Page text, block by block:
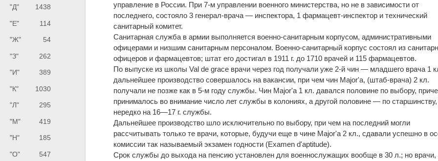
"Д" 1438
"Е" 114
"Ж" 54
"З" 262
"И" 389
"К" 1030
"Л" 295
"М" 419
"Н" 185
"О" 547
управление в России. При 7-м управлении военного министерства, но не в зависимости от
последнего, состояло 3 генерал-врача — инспектора, 1 фармацевт-инспектор и технический
санитарный комитет.
Санитарная служба в армии выполняется военно-санитарным корпусом, административными
офицерами и низшим санитарным персоналом. Военно-санитарный корпус состоял из
офицеров и фармацевтов; штат его достигал в 1911 г. до 1710 врачей и 115 фармацевтов.
По выпуске из школы Val de grace врачи через год получали уже 2-й чин — младшего врача 1
дальнейшее производство совершалось на вакансии, при чем чин Major'а, (штаб-врача) 2 кл.
получали не позже как в 5-м году службы. Чин Major'а 1 кл. давался половине по выбору,
принималось во внимание число лет службы в колониях, а другой половине — по старшинству,
нередко на 16—17 г. службы.
Дальнейшее производство шло исключительно по выбору, при чем на последний могли
рассчитывать только те врачи, которые, будучи еще в чине Major'а 2 кл., сдавали успешно в
комиссии так называемый экзамен годности (Examen d'aptitude).
Срок службы до выхода на пенсию установлен для военнослужащих вообще в 30 л.; но врачи,